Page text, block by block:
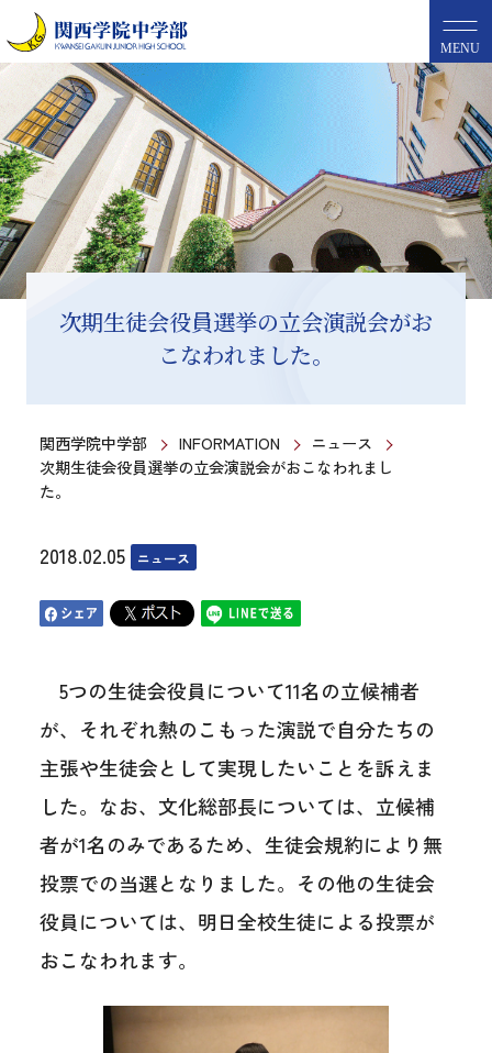
MENU
次期生徒会役員選挙の立会演説会がお
こなわれました。
関西学院中学部 INFORMATION
ニュース
次期生徒会役員選挙の立会演説会がおこなわれまし
た。
2018.02.05 ニュース
5つの生徒会役員について11名の立候補者
が、それぞれ熱のこもった演説で自分たちの
主張や生徒会として実現したいことを訴えま
した。なお、文化総部長については、立候補
者が1名のみであるため、生徒会規約により無
投票での当選となりました。その他の生徒会
役員については、明日全校生徒による投票が
おこなわれます。